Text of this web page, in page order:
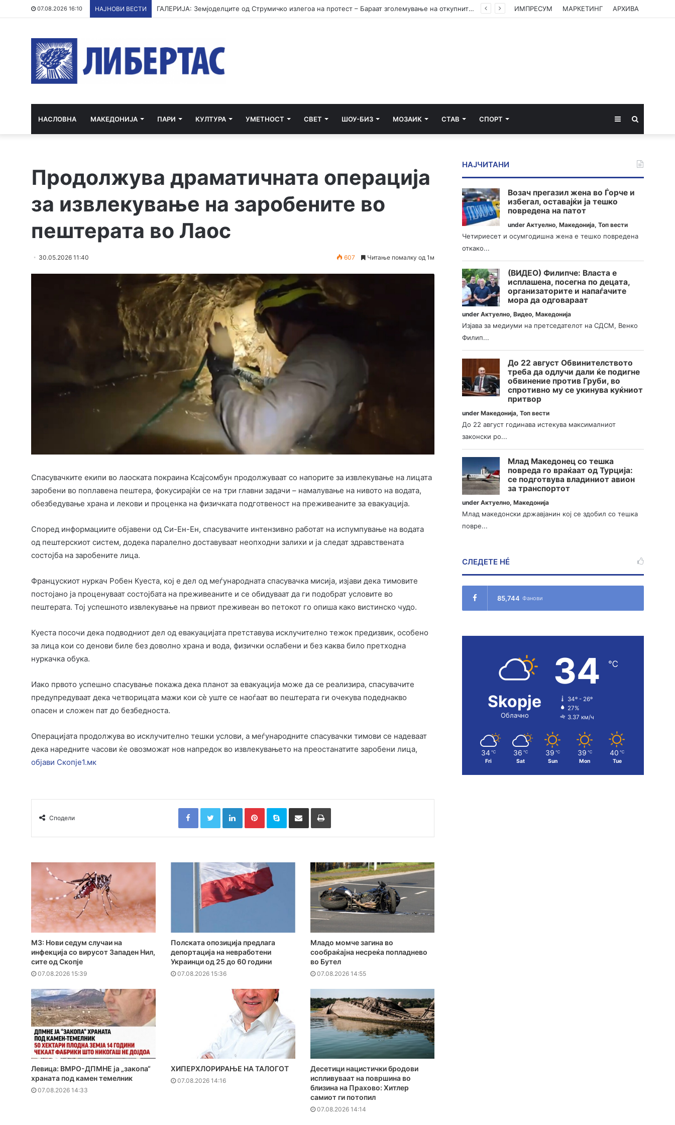
07.08.2026 16:10 НАЈНОВИ ВЕСТИ ГАЛЕРИЈА: Земјоделците од Струмичко излегоа на протест – Бараат зголемување на откупните цени ИМПРЕСУМ МАРКЕТИНГ АРХИВА
НАСЛОВНА МАКЕДОНИЈА ПАРИ КУЛТУРА УМЕТНОСТ СВЕТ ШОУ-БИЗ МОЗАИК СТАВ СПОРТ Sidebar
Продолжува драматичната операција
за извлекување на заробените во
пештерата во Лаос
30.05.2026 11:40 607 Читање помалку од 1м
Спасувачките екипи во лаоската покраина Ксајсомбун продолжуваат со напорите за извлекување на лицата
заробени во поплавена пештера, фокусирајќи се на три главни задачи – намалување на нивото на водата,
обезбедување храна и лекови и проценка на физичката подготвеност на преживеаните за евакуација.
Според информациите објавени од Си-Ен-Ен, спасувачите интензивно работат на испумпување на водата
од пештерскиот систем, додека паралелно доставуваат неопходни залихи и ја следат здравствената
состојба на заробените лица.
Францускиот нуркач Робен Куеста, кој е дел од меѓународната спасувачка мисија, изјави дека тимовите
постојано ја проценуваат состојбата на преживеаните и се обидуваат да ги подобрат условите во
пештерата. Тој успешното извлекување на првиот преживеан во петокот го опиша како вистинско чудо.
Куеста посочи дека подводниот дел од евакуацијата претставува исклучително тежок предизвик, особено
за лица кои со денови биле без доволно храна и вода, физички ослабени и без каква било претходна
нуркачка обука.
Иако првото успешно спасување покажа дека планот за евакуација може да се реализира, спасувачите
предупредуваат дека четворицата мажи кои сè уште се наоѓаат во пештерата ги очекува подеднакво
опасен и сложен пат до безбедноста.
Операцијата продолжува во исклучително тешки услови, а меѓународните спасувачки тимови се надеваат
дека наредните часови ќе овозможат нов напредок во извлекувањето на преостанатите заробени лица,
објави Скопје1.мк
Сподели
FacebookTwitterLinkedInPinterestSkype Сподели преку Е-маил Испринтај
МЗ: Нови седум случаи на
инфекција со вирусот Западен Нил,
сите од Скопје
07.08.2026 15:39
Полската опозиција предлага
депортација на невработени
Украинци од 25 до 60 години
07.08.2026 15:36
Младо момче загина во
сообраќајна несреќа попладнево
во Бутел
07.08.2026 14:55
Левица: ВМРО-ДПМНЕ ја „закопа“
храната под камен темелник
07.08.2026 14:33
ХИПЕРХЛОРИРАЊЕ НА ТАЛОГОТ
07.08.2026 14:16
Десетици нацистички бродови
испливуваат на површина во
близина на Прахово: Хитлер
самиот ги потопил
07.08.2026 14:14
НАЈЧИТАНИ
Возач прегазил жена во Ѓорче и
избегал, оставајќи ја тешко
повредена на патот
underАктуелно,Македонија,Топ вести
Четириесет и осумгодишна жена е тешко повредена
откако...
(ВИДЕО) Филипче: Власта е
исплашена, посегна по децата,
организаторите и напаѓачите
мора да одговараат
underАктуелно,Видео,Македонија
Изјава за медиуми на претседателот на СДСМ, Венко
Филип...
До 22 август Обвинителството
треба да одлучи дали ќе подигне
обвинение против Груби, во
спротивно му се укинува куќниот
притвор
underМакедонија,Топ вести
До 22 август годинава истекува максималниот
законски ро...
Млад Македонец со тешка
повреда го враќаат од Турција:
се подготвува владиниот авион
за транспортот
underАктуелно,Македонија
Млад македонски државјанин кој се здобил со тешка
повре...
СЛЕДЕТЕ НÉ
85,744 Фанови
Skopje
Облачно
34 ℃
34º - 26º
27%
3.37 км/ч
34 ℃
Fri
36 ℃
Sat
39 ℃
Sun
39 ℃
Mon
40 ℃
Tue